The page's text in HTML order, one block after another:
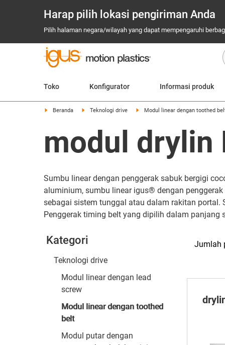
Harap pilih lokasi pengiriman Anda
Pilih halaman negara/wilayah yang dapat mempengaruhi
Toko Konfigurator Informasi produk
Beranda Teknologi drive Modul linear dengan toothed
modul drylin
Sumbu linear dengan penggerak sabuk bergigi
aluminium, sumbu linear igus® dengan
sebagai sistem tunggal atau dalam rakitan
Penggerak timing belt yang dipilih dalam panjang
Kategori
Teknologi drive
Modul linear dengan lead
screw
Modul linear dengan toothed
belt
Modul putar dengan
Jumlah